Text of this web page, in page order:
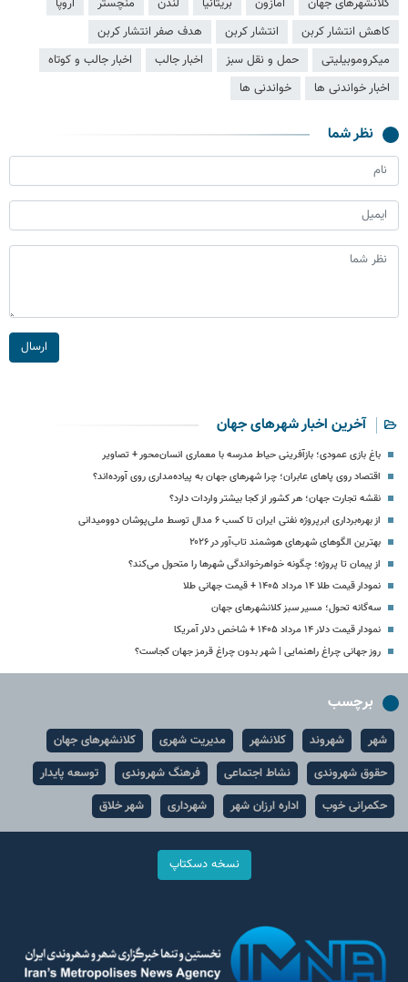
کاهش انتشار کربن
انتشار کربن
هدف صفر انتشار کربن
میکروموبیلیتی
حمل و نقل سبز اخبار جالب
اخبار جالب و کوتاه
اخبار خواندنی ها
خواندنی ها
نظر شما
ارسال
آخرین اخبار شهرهای جهان
باغ بازی عمودی؛ بازآفرینی حیاط مدرسه با معماری انسان‌محور + تصاویر
اقتصاد روی پاهای عابران؛ چرا شهرهای جهان به پیاده‌مداری روی آورده‌اند؟
نقشه تجارت جهان؛ هر کشور از کجا بیشتر واردات دارد؟
از بهره‌برداری ابرپروژه نفتی ایران تا کسب ۶ مدال توسط ملی‌پوشان دوومیدانی
بهترین الگوهای شهرهای هوشمند تاب‌آور در ۲۰۲۶
از پیمان تا پروژه؛ چگونه خواهرخواندگی شهرها را متحول می‌کند؟
نمودار قیمت طلا ۱۴ مرداد ۱۴۰۵ + قیمت جهانی طلا
سه‌گانه تحول؛ مسیر سبز کلانشهرهای جهان
نمودار قیمت دلار ۱۴ مرداد ۱۴۰۵ + شاخص دلار آمریکا
روز جهانی چراغ راهنمایی | شهر بدون چراغ قرمز جهان کجاست؟
برچسب
شهر شهروند کلانشهر مدیریت شهری
کلانشهرهای جهان
حقوق شهروندی
نشاط اجتماعی فرهنگ شهروندی
توسعه پایدار
حکمرانی خوب
اداره ارزان شهر شهرداری شهر خلاق
نسخه دسکتاپ